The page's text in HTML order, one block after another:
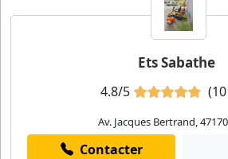
Ets Sabathe
4.8/5
Av. Jacques Bertrand,
Contacter